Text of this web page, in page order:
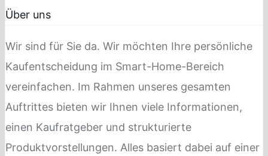
Über uns
Wir sind für Sie da. Wir möchten Ihre persönliche
Kaufentscheidung im Smart-Home-Bereich
vereinfachen. Im Rahmen unseres gesamten
Auftrittes bieten wir Ihnen viele Informationen,
einen Kaufratgeber und strukturierte
Produktvorstellungen. Alles basiert dabei auf einer